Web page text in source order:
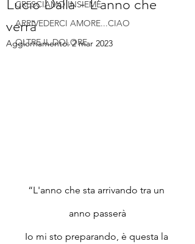
CRESCIAMO INSIEME
ARRIVEDERCI AMORE...CIAO
OLTRE IL DOLORE
verrà
Aggiornamento:2 mar 2023
“L'anno che sta arrivando tra un
anno passerà
Io mi sto preparando, è questa la